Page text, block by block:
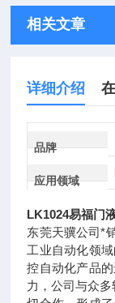
相关文章
详细介绍
品牌
应用领域
LK1024易福门
东莞天骥公司*
工业自动化领
控自动化产品
力，公司与众